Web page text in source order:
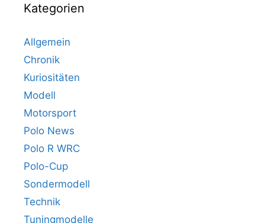
Kategorien
Allgemein
Chronik
Kuriositäten
Modell
Motorsport
Polo News
Polo R WRC
Polo-Cup
Sondermodell
Technik
Tuningmodelle